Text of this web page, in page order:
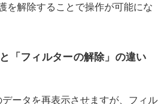
を解除することで操作が可能にな
「フィルターの解除」の違い
データを再表示させますが、フィル